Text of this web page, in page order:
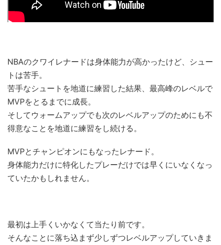
NBAのクワイレナードは身体能力が高かったけど、シュー
トは苦手。
苦手なシュートを地道に練習した結果、最高峰のレベルで
MVPをとるまでに成長。
そしてウォームアップでも次のレベルアップのためにも不
得意なことを地道に練習をし続ける。
MVPとチャンピオンにもなったレナード。
身体能力だけに特化したプレーだけでは早くにいなくなっ
ていたかもしれません。
最初は上手くいかなくて当たり前です。
そんなことに落ち込まず少しずつレベルアップしていきま